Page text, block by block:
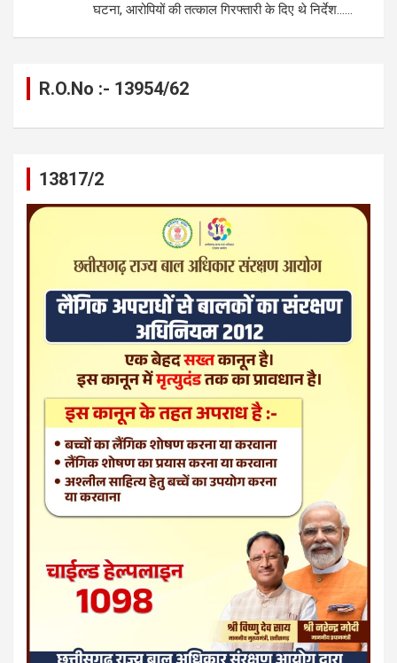
घटना, आरोपियों की तत्काल गिरफ्तारी के दिए थे निर्देश……
R.O.No :- 13954/62
13817/2